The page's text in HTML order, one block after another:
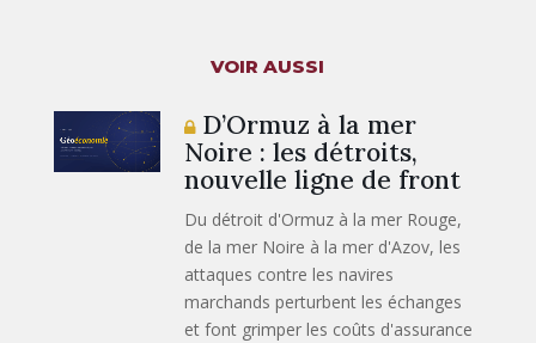
VOIR AUSSI
D’Ormuz à la mer
Noire : les détroits,
nouvelle ligne de front
Du détroit d'Ormuz à la mer Rouge,
de la mer Noire à la mer d'Azov, les
attaques contre les navires
marchands perturbent les échanges
et font grimper les coûts d'assurance